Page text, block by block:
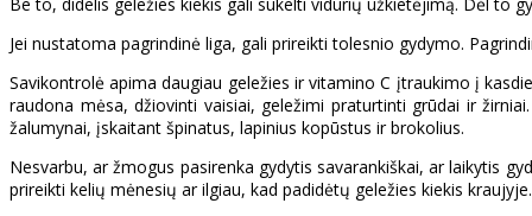
Jei nustatoma pagrindinė liga, gali prireikti tolesnio gydymo.
Savikontrolė apima daugiau geležies ir vitamino C įtraukimo į
raudona mėsa, džiovinti vaisiai, geležimi praturtinti grūdai ir
žalumynai, įskaitant špinatus, lapinius kopūstus ir brokolius.
Nesvarbu, ar žmogus pasirenka gydytis savarankiškai, ar laikytis
prireikti kelių mėnesių ar ilgiau, kad padidėtų geležies kiekis